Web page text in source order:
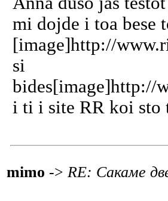
mi dojde i toa bese
[image]http://
si
bides[image]http://
i ti i site RR koi sto
mimo -> RE: Сакаме